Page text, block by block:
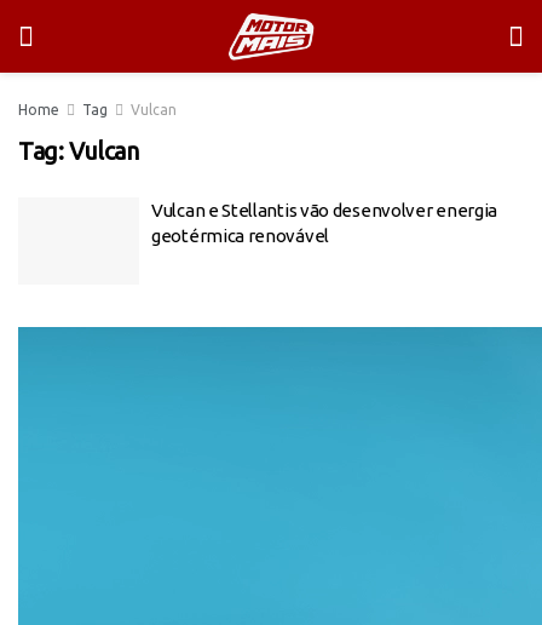
Home Tag Vulcan
Tag:Vulcan
Vulcan e Stellantis vão desenvolver energia
geotérmica renovável